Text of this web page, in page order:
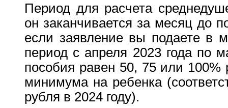
Период для расчета
он заканчивается за месяц до
если заявление вы подаете в
период с апреля 2023 года по
пособия равен 50, 75 или 100%
минимума на ребенка
рубля в 2024 году).